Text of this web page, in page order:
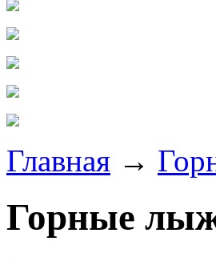
Главная →
Горные